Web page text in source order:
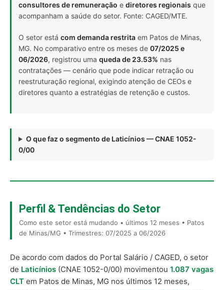
consultores de remuneração e diretores regionais que
acompanham a saúde do setor. Fonte: CAGED/MTE.
O setor está com demanda restrita em Patos de Minas,
MG. No comparativo entre os meses de 07/2025 e
06/2026, registrou uma queda de 23.53% nas
contratações — cenário que pode indicar retração ou
reestruturação regional, exigindo atenção de CEOs e
diretores quanto a estratégias de retenção e custos.
O que faz o segmento de Laticínios — CNAE 1052-
0/00
Perfil & Tendências do Setor
Como este setor está mudando • últimos 12 meses • Patos
de Minas/MG • Trimestres: 07/2025 a 06/2026
De acordo com dados do Portal Salário / CAGED, o setor
de Laticínios (CNAE 1052-0/00) movimentou 1.087 vagas
CLT em Patos de Minas, MG nos últimos 12 meses,